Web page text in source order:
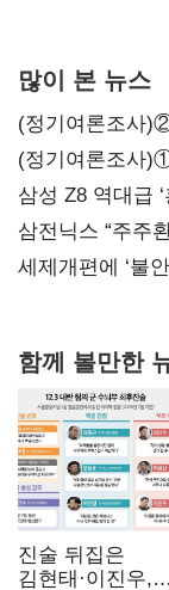
많이 본 뉴스
(정기여론조사
(정기여론조사
지지도 '50% 아
삼성 Z8 역대급
대전’
삼전닉스 “주주
보내
세제개편에 ‘불
함께 볼만한
진술 뒤집은
김현태·이진우,